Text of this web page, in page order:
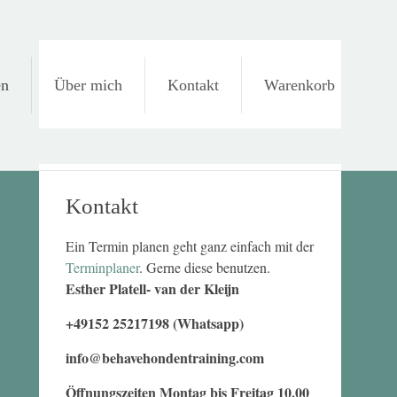
Über mich Kontakt Warenkorb
Kontakt
Ein Termin planen geht ganz einfach mit der
Terminplaner. Gerne diese benutzen.
Esther Platell- van der Kleijn
+49152 25217198 (Whatsapp)
info@behavehondentraining.com
Öffnungszeiten Montag bis Freitag 10.00